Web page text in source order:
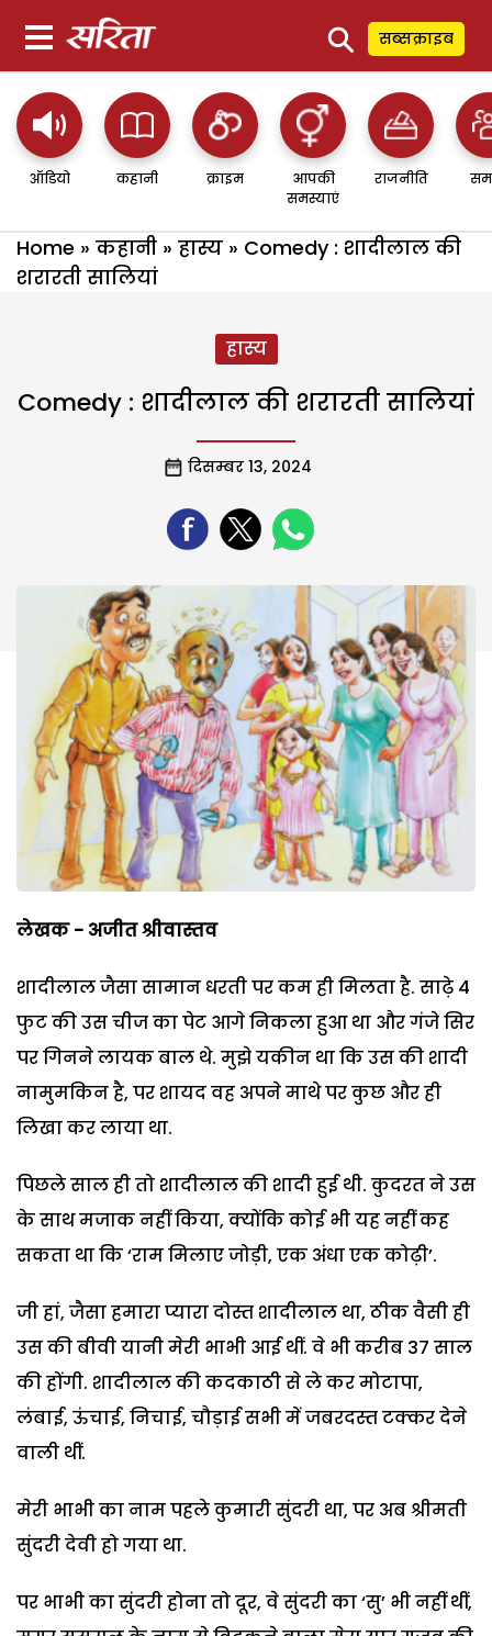
⚲ सब्सक्राइब
ऑडियो कहानी क्राइम
आपकी
समस्याएं
राजनीति
Home » कहानी » हास्य » Comedy : शादीलाल की
शरारती सालियां
हास्य
Comedy : शादीलाल की शरारती सालियां
दिसम्बर 13, 2024
लेखक - अजीत श्रीवास्‍तव
शादीलाल जैसा सामान धरती पर कम ही मिलता है. साढ़े 4
फुट की उस चीज का पेट आगे निकला हुआ था और गंजे सिर
पर गिनने लायक बाल थे. मुझे यकीन था कि उस की शादी
नामुमकिन है, पर शायद वह अपने माथे पर कुछ और ही
लिखा कर लाया था.
पिछले साल ही तो शादीलाल की शादी हुई थी. कुदरत ने उस
के साथ मजाक नहीं किया, क्योंकि कोई भी यह नहीं कह
सकता था कि ‘राम मिलाए जोड़ी, एक अंधा एक कोढ़ी’.
जी हां, जैसा हमारा प्यारा दोस्त शादीलाल था, ठीक वैसी ही
उस की बीवी यानी मेरी भाभी आई थीं. वे भी करीब 37 साल
की होंगी. शादीलाल की कदकाठी से ले कर मोटापा,
लंबाई, ऊंचाई, निचाई, चौड़ाई सभी में जबरदस्त टक्कर देने
वाली थीं.
मेरी भाभी का नाम पहले कुमारी सुंदरी था, पर अब श्रीमती
सुंदरी देवी हो गया था.
पर भाभी का सुंदरी होना तो दूर, वे सुंदरी का ‘सु’ भी नहीं थीं,